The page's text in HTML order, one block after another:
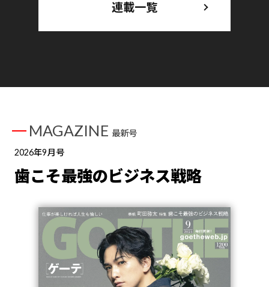
連載一覧
MAGAZINE 最新号
2026年9月号
歯こそ最強のビジネス戦略